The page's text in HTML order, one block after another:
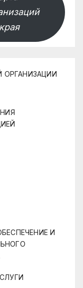
ОРГАНИЗАЦИИ
И